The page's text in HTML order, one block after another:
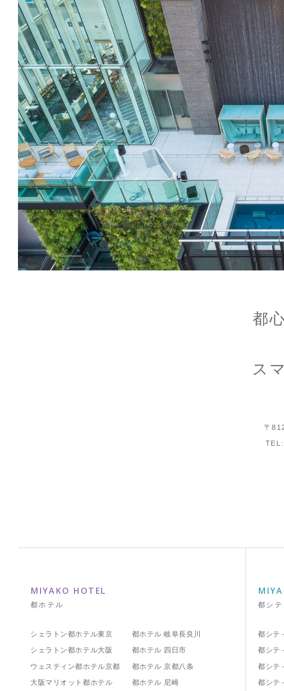
都
ス
〒
TEL:
MIYAKO HOTEL
都ホテル
シェラトン都ホテル東京
シェラトン都ホテル大阪
ウェスティン都ホテル京都
大阪マリオット都ホテル
都ホテル 岐阜長良川
都ホテル 四日市
都ホテル 京都八条
都ホテル 尼崎
都シテ
都シテ
都シテ
都シテ
都シテ